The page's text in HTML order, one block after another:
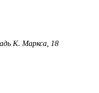
К. Маркса, 18